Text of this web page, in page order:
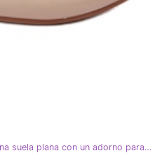
Seastar Bailarinas femeninas en una suela plana con un adorno para 58p beige